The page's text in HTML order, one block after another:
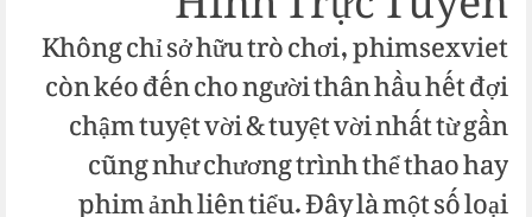
Không chỉ sở hữu trò chơi, phimsexviet
còn kéo đến cho người thân hầu hết đợi
chậm tuyệt vời & tuyệt vời nhất từ gần
cũng như chương trình thể thao hay